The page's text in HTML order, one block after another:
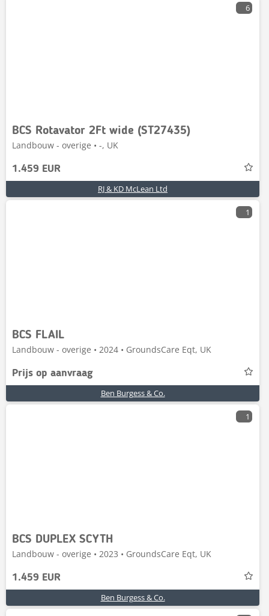
6
BCS Rotavator 2Ft wide (ST27435)
Landbouw - overige • -, UK
1.459 EUR
RJ & KD McLean Ltd
1
BCS FLAIL
Landbouw - overige • 2024 • GroundsCare Eqt, UK
Prijs op aanvraag
Ben Burgess & Co.
1
BCS DUPLEX SCYTH
Landbouw - overige • 2023 • GroundsCare Eqt, UK
1.459 EUR
Ben Burgess & Co.